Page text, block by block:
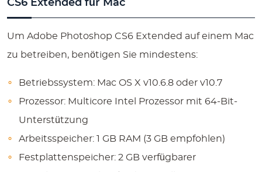
CS6 Extended für Mac
Um Adobe Photoshop CS6 Extended auf einem Mac
zu betreiben, benötigen Sie mindestens:
Betriebssystem: Mac OS X v10.6.8 oder v10.7
Prozessor: Multicore Intel Prozessor mit 64-Bit-
Unterstützung
Arbeitsspeicher: 1 GB RAM (3 GB empfohlen)
Festplattenspeicher: 2 GB verfügbarer